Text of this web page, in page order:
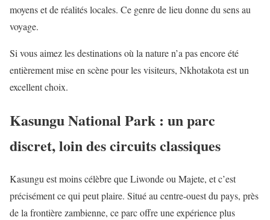
moyens et de réalités locales. Ce genre de lieu donne du sens au
voyage.
Si vous aimez les destinations où la nature n’a pas encore été
entièrement mise en scène pour les visiteurs, Nkhotakota est un
excellent choix.
Kasungu National Park : un parc
discret, loin des circuits classiques
Kasungu est moins célèbre que Liwonde ou Majete, et c’est
précisément ce qui peut plaire. Situé au centre-ouest du pays, près
de la frontière zambienne, ce parc offre une expérience plus